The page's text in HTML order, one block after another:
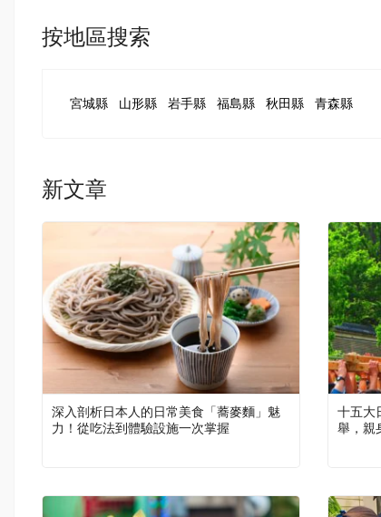
按地區搜索
宮城縣 山形縣 岩手縣 福島縣 秋田縣 青森縣
新文章
深入剖析日本人的日常美食「蕎麥麵」魅
力！從吃法到體驗設施一次掌握
十五大
舉，親